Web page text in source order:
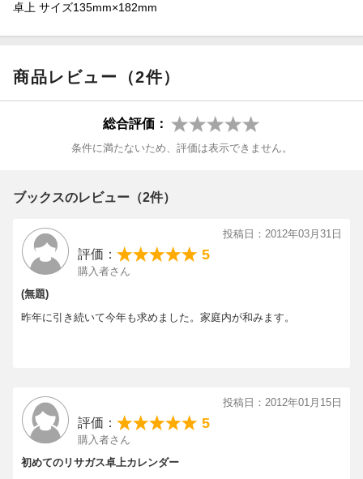
卓上 サイズ135mm×182mm
商品レビュー（2件）
総合評価：
条件に満たないため、評価は表示できません。
ブックスのレビュー（2件）
投稿日：2012年03月31日
評価： 5
購入者さん
(無題)
昨年に引き続いて今年も求めました。家庭内が和みます。
投稿日：2012年01月15日
評価： 5
購入者さん
初めてのリサガス卓上カレンダー